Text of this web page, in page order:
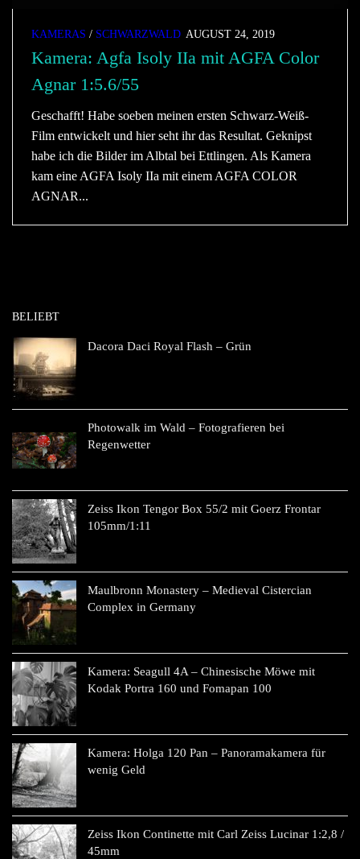
KAMERAS / SCHWARZWALD AUGUST 24, 2019
Kamera: Agfa Isoly IIa mit AGFA Color
Agnar 1:5.6/55
Geschafft! Habe soeben meinen ersten Schwarz-Weiß-
Film entwickelt und hier seht ihr das Resultat. Geknipst
habe ich die Bilder im Albtal bei Ettlingen. Als Kamera
kam eine AGFA Isoly IIa mit einem AGFA COLOR
AGNAR...
BELIEBT
Dacora Daci Royal Flash – Grün
Photowalk im Wald – Fotografieren bei
Regenwetter
Zeiss Ikon Tengor Box 55/2 mit Goerz Frontar
105mm/1:11
Maulbronn Monastery – Medieval Cistercian
Complex in Germany
Kamera: Seagull 4A – Chinesische Möwe mit
Kodak Portra 160 und Fomapan 100
Kamera: Holga 120 Pan – Panoramakamera für
wenig Geld
Zeiss Ikon Continette mit Carl Zeiss Lucinar 1:2,8 /
45mm